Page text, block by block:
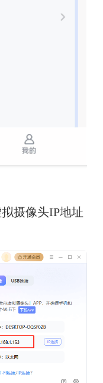
摄像头IP地址